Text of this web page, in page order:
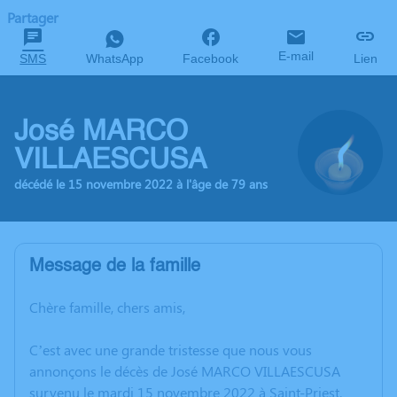
Partager
SMS WhatsApp Facebook E-mail Lien
José MARCO
VILLAESCUSA
décédé le 15 novembre 2022 à l'âge de 79 ans
Message de la famille
Chère famille, chers amis,
C’est avec une grande tristesse que nous vous
annonçons le décès de José MARCO VILLAESCUSA
survenu le mardi 15 novembre 2022 à Saint-Priest.